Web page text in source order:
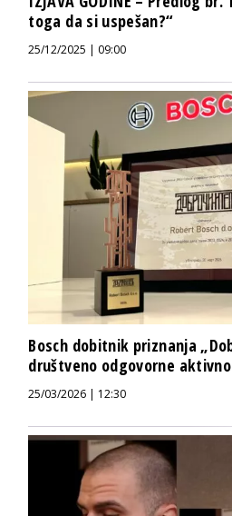
toga da si uspešan?“
25/12/2025 | 09:00
Bosch dobitnik priznanja
društveno odgovorne
25/03/2026 | 12:30